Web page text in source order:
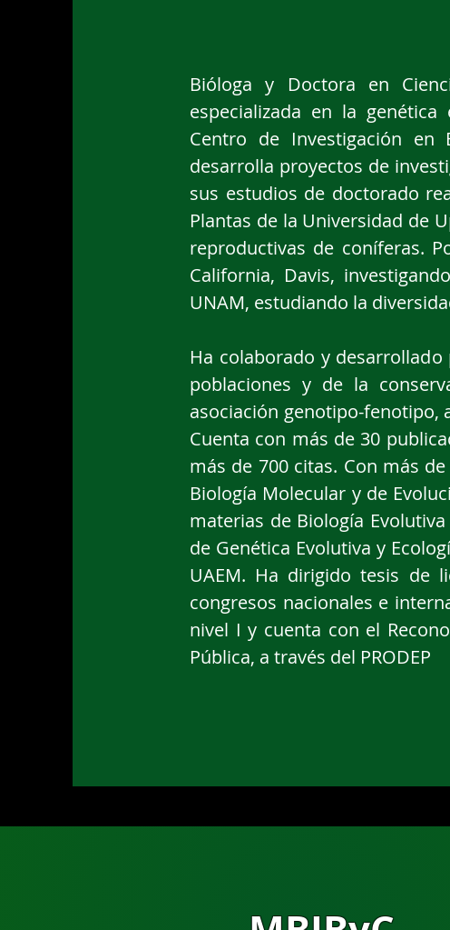
Bióloga y Doctora en
especializada en la
Centro de Investigación en
desarrolla proyectos de
sus estudios de doctorado
Plantas de la Universidad de
reproductivas de coníferas.
California, Davis,
UNAM, estudiando la
Ha colaborado y
poblaciones y de la
asociación genotipo-fenotipo,
Cuenta con más de 30
más de 700 citas. Con más
Biología Molecular y de
materias de Biología
de Genética Evolutiva y
UAEM. Ha dirigido tesis de
congresos nacionales e
nivel I y cuenta con el
Pública, a través del PRODEP